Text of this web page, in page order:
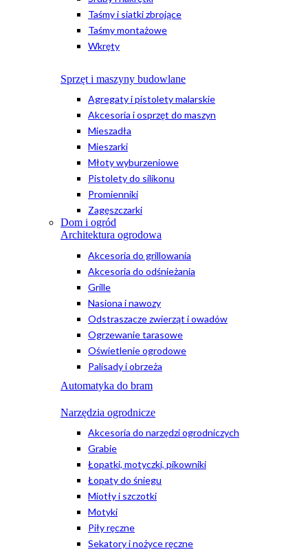
Taśmy i siatki zbrojące
Taśmy montażowe
Wkręty
Sprzęt i maszyny budowlane
Agregaty i pistolety malarskie
Akcesoria i osprzęt do maszyn
Mieszadła
Mieszarki
Młoty wyburzeniowe
Pistolety do silikonu
Promienniki
Zagęszczarki
Dom i ogród
Architektura ogrodowa
Akcesoria do grillowania
Akcesoria do odśnieżania
Grille
Nasiona i nawozy
Odstraszacze zwierząt i owadów
Ogrzewanie tarasowe
Oświetlenie ogrodowe
Palisady i obrzeża
Automatyka do bram
Narzędzia ogrodnicze
Akcesoria do narzędzi ogrodniczych
Grabie
Łopatki, motyczki, pikowniki
Łopaty do śniegu
Miotły i szczotki
Motyki
Piły ręczne
Sekatory i nożyce ręczne